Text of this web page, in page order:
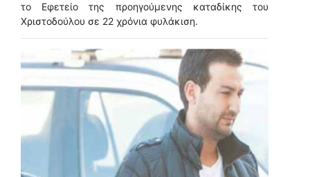
το Εφετείο της προηγούμενης καταδίκης του
Χριστοδούλου σε 22 χρόνια φυλάκιση.